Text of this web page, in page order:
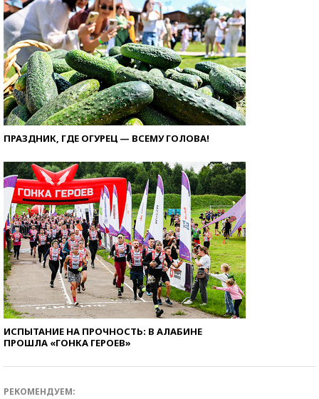
ПРАЗДНИК, ГДЕ ОГУРЕЦ — ВСЕМУ ГОЛОВА!
ИСПЫТАНИЕ НА ПРОЧНОСТЬ: В АЛАБИНЕ
ПРОШЛА «ГОНКА ГЕРОЕВ»
РЕКОМЕНДУЕМ: